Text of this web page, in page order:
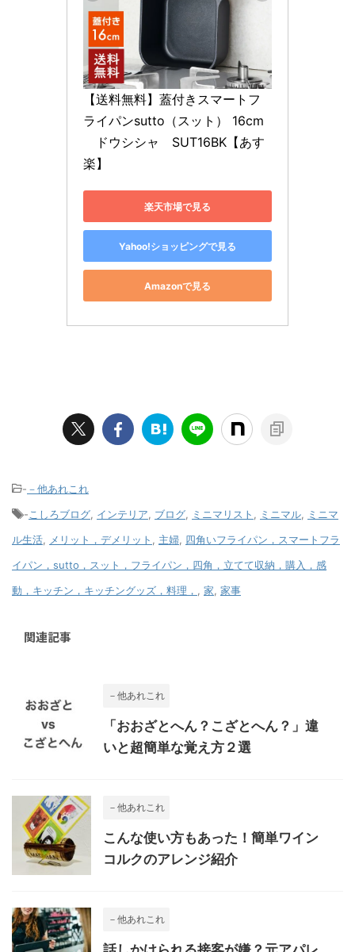
【送料無料】蓋付きスマートフ
ライパンsutto（スット） 16cm
ドウシシャ　SUT16BK【あす
楽】
楽天市場で見る
Yahoo!ショッピングで見る
Amazonで見る
- －他あれこれ
-こしろブログ, インテリア, ブログ, ミニマリスト , ミニマル, ミニマ
ル生活, メリット，デメリット , 主婦, 四角いフライパン，スマートフラ
イパン，sutto，スット，フライパン，四角，立てて収納，購入，感
動，キッチン，キッチングッズ，料理， , 家, 家事
関連記事
－他あれこれ
「おおざとへん？こざとへん？」違
いと超簡単な覚え方２選
－他あれこれ
こんな使い方もあった！簡単ワイン
コルクのアレンジ紹介
－他あれこれ